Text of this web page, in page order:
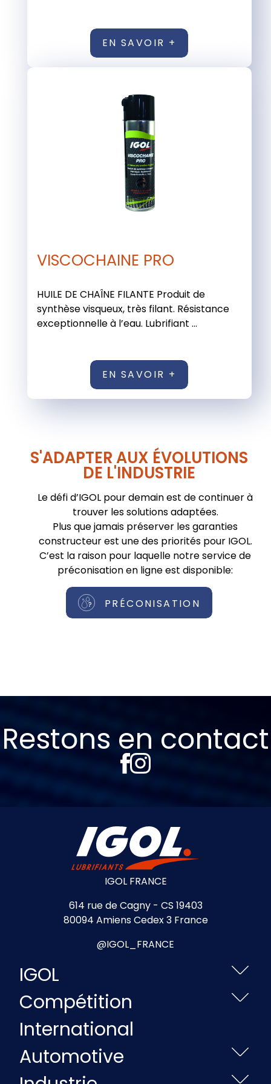
EN SAVOIR +
VISCOCHAINE PRO
HUILE DE CHAÎNE FILANTE Produit de
synthèse visqueux, très filant. Résistance
exceptionnelle à l’eau. Lubrifiant ...
EN SAVOIR +
S'ADAPTER AUX ÉVOLUTIONS
DE L'INDUSTRIE
Le défi d’IGOL pour demain est de continuer à
trouver les solutions adaptées.
Plus que jamais préserver les garanties
constructeur est une des priorités pour IGOL.
C’est la raison pour laquelle notre service de
préconisation en ligne est disponible:
PRÉCONISATION
Restons en contact
IGOL FRANCE
614 rue de Cagny - CS 19403
80094 Amiens Cedex 3 France
@IGOL_FRANCE
IGOL
Compétition
International
Automotive